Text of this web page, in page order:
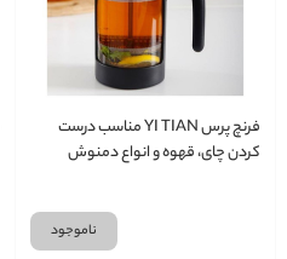
فرنچ پرس YI TIAN مناسب درست
کردن چای، قهوه و انواع دمنوش
ناموجود